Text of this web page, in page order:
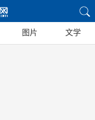
图片 文学